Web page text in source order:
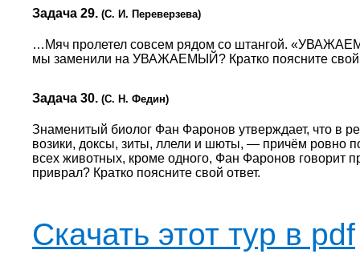
Задача 29. (С. И. Переверзева)
…Мяч пролетел совсем рядом со штангой.
мы заменили на УВАЖАЕМЫЙ? Кратко поясните свой
Задача 30. (С. Н. Федин)
Знаменитый биолог Фан Фаронов утверждает, что в
возики, доксы, зиты, ллели и шюты, — причём ровно
всех животных, кроме одного, Фан Фаронов говорит
приврал? Кратко поясните свой ответ.
Скачать этот тур в pdf